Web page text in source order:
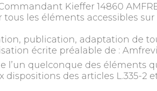
Kieffer 14860
les éléments accessibles
publication, adaptation de
écrite préalable de :
quelconque des éléments
des articles L.335-2